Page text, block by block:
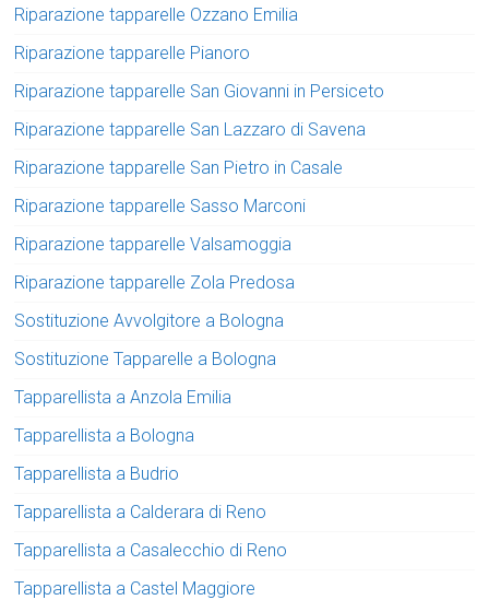
Riparazione tapparelle Ozzano Emilia
Riparazione tapparelle Pianoro
Riparazione tapparelle San Giovanni in Persiceto
Riparazione tapparelle San Lazzaro di Savena
Riparazione tapparelle San Pietro in Casale
Riparazione tapparelle Sasso Marconi
Riparazione tapparelle Valsamoggia
Riparazione tapparelle Zola Predosa
Sostituzione Avvolgitore a Bologna
Sostituzione Tapparelle a Bologna
Tapparellista a Anzola Emilia
Tapparellista a Bologna
Tapparellista a Budrio
Tapparellista a Calderara di Reno
Tapparellista a Casalecchio di Reno
Tapparellista a Castel Maggiore